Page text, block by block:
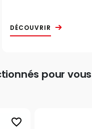
DÉCOUVRIR
pour vous
favorite_border